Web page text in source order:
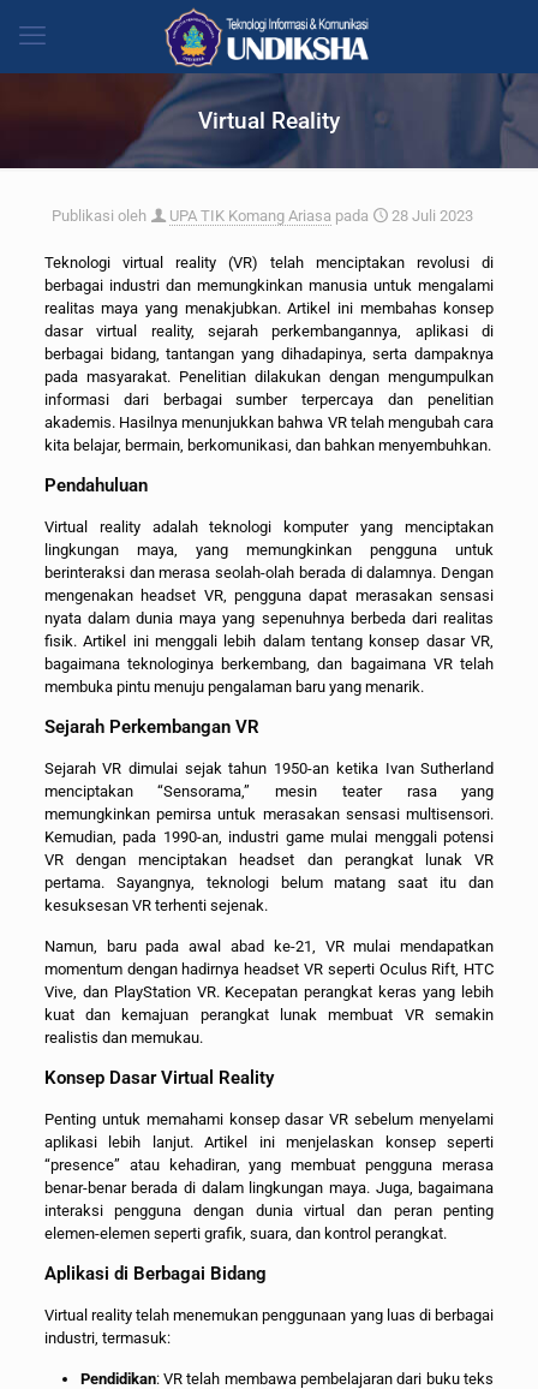
Virtual Reality
Publikasi oleh UPA TIK Komang Ariasa pada 28 Juli 2023
Teknologi virtual reality (VR) telah menciptakan revolusi di
berbagai industri dan memungkinkan manusia untuk mengalami
realitas maya yang menakjubkan. Artikel ini membahas konsep
dasar virtual reality, sejarah perkembangannya, aplikasi di
berbagai bidang, tantangan yang dihadapinya, serta dampaknya
pada masyarakat. Penelitian dilakukan dengan mengumpulkan
informasi dari berbagai sumber terpercaya dan penelitian
akademis. Hasilnya menunjukkan bahwa VR telah mengubah cara
kita belajar, bermain, berkomunikasi, dan bahkan menyembuhkan.
Pendahuluan
Virtual reality adalah teknologi komputer yang menciptakan
lingkungan maya, yang memungkinkan pengguna untuk
berinteraksi dan merasa seolah-olah berada di dalamnya. Dengan
mengenakan headset VR, pengguna dapat merasakan sensasi
nyata dalam dunia maya yang sepenuhnya berbeda dari realitas
fisik. Artikel ini menggali lebih dalam tentang konsep dasar VR,
bagaimana teknologinya berkembang, dan bagaimana VR telah
membuka pintu menuju pengalaman baru yang menarik.
Sejarah Perkembangan VR
Sejarah VR dimulai sejak tahun 1950-an ketika Ivan Sutherland
menciptakan “Sensorama,” mesin teater rasa yang
memungkinkan pemirsa untuk merasakan sensasi multisensori.
Kemudian, pada 1990-an, industri game mulai menggali potensi
VR dengan menciptakan headset dan perangkat lunak VR
pertama. Sayangnya, teknologi belum matang saat itu dan
kesuksesan VR terhenti sejenak.
Namun, baru pada awal abad ke-21, VR mulai mendapatkan
momentum dengan hadirnya headset VR seperti Oculus Rift, HTC
Vive, dan PlayStation VR. Kecepatan perangkat keras yang lebih
kuat dan kemajuan perangkat lunak membuat VR semakin
realistis dan memukau.
Konsep Dasar Virtual Reality
Penting untuk memahami konsep dasar VR sebelum menyelami
aplikasi lebih lanjut. Artikel ini menjelaskan konsep seperti
“presence” atau kehadiran, yang membuat pengguna merasa
benar-benar berada di dalam lingkungan maya. Juga, bagaimana
interaksi pengguna dengan dunia virtual dan peran penting
elemen-elemen seperti grafik, suara, dan kontrol perangkat.
Aplikasi di Berbagai Bidang
Virtual reality telah menemukan penggunaan yang luas di berbagai
industri, termasuk:
Pendidikan: VR telah membawa pembelajaran dari buku teks